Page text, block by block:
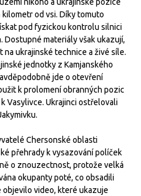
nikoho a ukrajinské pozice
od vsi. Díky tomuto
pod fyzickou kontrolu silnici
Dostupné materiály však ukazují,
ukrajinské technice a živé síle.
jednotky z Kamjanského
jde o otevření
k prolomení obranných pozic
Vasylivce. Ukrajinci ostřelovali
Chersonské oblasti
přehrady k vysazování políček
o znouzectnost, protože velká
okupanty poté, co obsadili
objevilo video, které ukazuje